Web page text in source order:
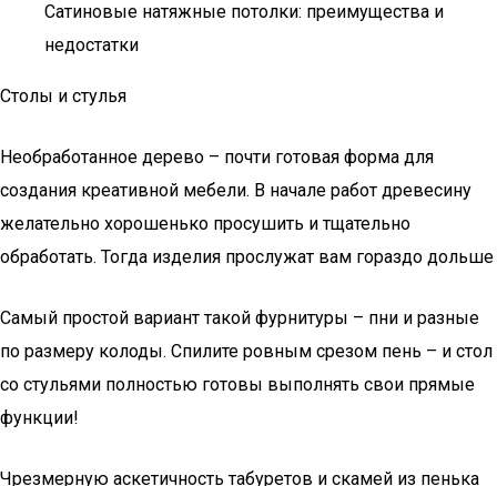
Сатиновые натяжные потолки: преимущества и
недостатки
Столы и стулья
Необработанное дерево – почти готовая форма для
создания креативной мебели. В начале работ древесину
желательно хорошенько просушить и тщательно
обработать. Тогда изделия прослужат вам гораздо дольше
Самый простой вариант такой фурнитуры – пни и разные
по размеру колоды. Спилите ровным срезом пень – и стол
со стульями полностью готовы выполнять свои прямые
функции!
Чрезмерную аскетичность табуретов и скамей из пенька